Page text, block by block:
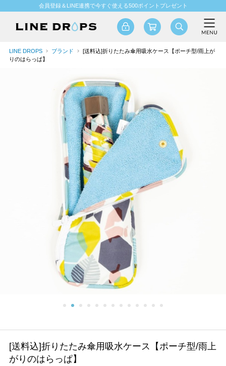
会員登録＆LINE連携で今すぐ使える500ポイントプレゼント
LINE DROPS ブランド
[送料込]折りたたみ傘用吸水ケース【ポーチ型/雨上が
りのはらっぱ】
[送料込]折りたたみ傘用吸水ケース【ポーチ型/雨上
がりのはらっぱ】